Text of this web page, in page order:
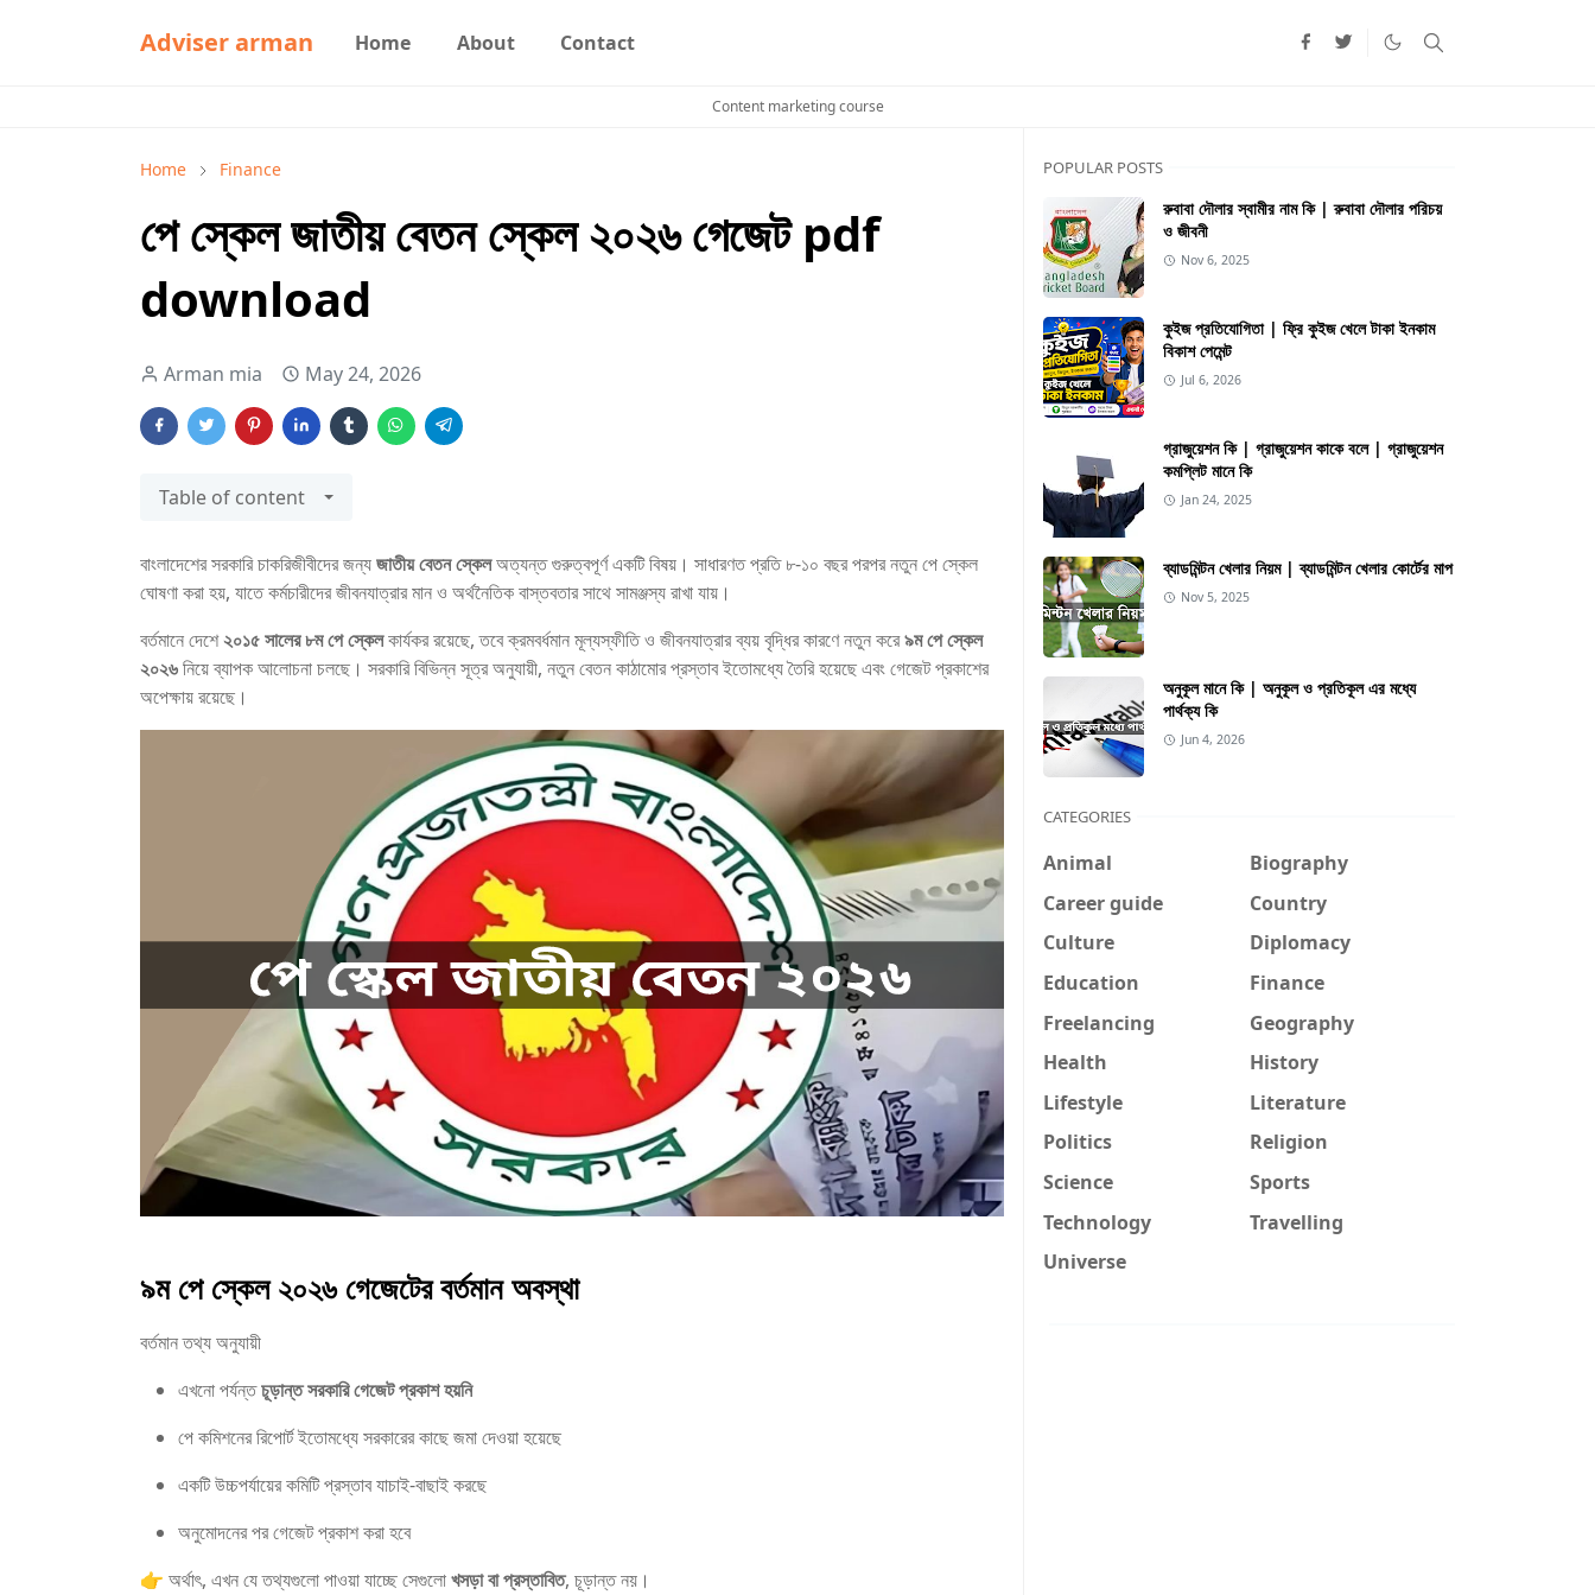
Adviser arman Home About Contact
Content marketing course
Home Finance
পে স্কেল জাতীয় বেতন স্কেল ২০২৬ গেজেট pdf
download
Arman mia May 24, 2026
Table of content
বাংলাদেশের সরকারি চাকরিজীবীদের জন্যজাতীয় বেতন স্কেলঅত্যন্ত গুরুত্বপূর্ণ একটি বিষয়। সাধারণত প্রতি ৮-১০ বছর পরপর নতুন পে স্কেল
ঘোষণা করা হয়, যাতে কর্মচারীদের জীবনযাত্রার মান ও অর্থনৈতিক বাস্তবতার সাথে সামঞ্জস্য রাখা যায়।
বর্তমানে দেশে২০১৫ সালের ৮ম পে স্কেলকার্যকর রয়েছে, তবে ক্রমবর্ধমান মূল্যস্ফীতি ও জীবনযাত্রার ব্যয় বৃদ্ধির কারণে নতুন করে৯ম পে স্কেল
২০২৬নিয়ে ব্যাপক আলোচনা চলছে। সরকারি বিভিন্ন সূত্র অনুযায়ী, নতুন বেতন কাঠামোর প্রস্তাব ইতোমধ্যে তৈরি হয়েছে এবং গেজেট প্রকাশের
অপেক্ষায় রয়েছে।
৯ম পে স্কেল ২০২৬ গেজেটের বর্তমান অবস্থা
বর্তমান তথ্য অনুযায়ী
এখনো পর্যন্তচূড়ান্ত সরকারি গেজেট প্রকাশ হয়নি
পে কমিশনের রিপোর্ট ইতোমধ্যে সরকারের কাছে জমা দেওয়া হয়েছে
একটি উচ্চপর্যায়ের কমিটি প্রস্তাব যাচাই-বাছাই করছে
অনুমোদনের পর গেজেট প্রকাশ করা হবে
👉 অর্থাৎ, এখন যে তথ্যগুলো পাওয়া যাচ্ছে সেগুলোখসড়া বা প্রস্তাবিত, চূড়ান্ত নয়।
POPULAR POSTS
রুবাবা দৌলার স্বামীর নাম কি | রুবাবা দৌলার পরিচয়
ও জীবনী
Nov 6, 2025
কুইজ প্রতিযোগিতা | ফ্রি কুইজ খেলে টাকা ইনকাম
বিকাশ পেমেন্ট
Jul 6, 2026
গ্রাজুয়েশন কি | গ্রাজুয়েশন কাকে বলে | গ্রাজুয়েশন
কমপ্লিট মানে কি
Jan 24, 2025
ব্যাডমিন্টন খেলার নিয়ম | ব্যাডমিন্টন খেলার কোর্টের মাপ
Nov 5, 2025
অনুকূল মানে কি | অনুকূল ও প্রতিকূল এর মধ্যে
পার্থক্য কি
Jun 4, 2026
CATEGORIES
Animal
Biography
Career guide
Country
Culture
Diplomacy
Education
Finance
Freelancing
Geography
Health
History
Lifestyle
Literature
Politics
Religion
Science
Sports
Technology
Travelling
Universe